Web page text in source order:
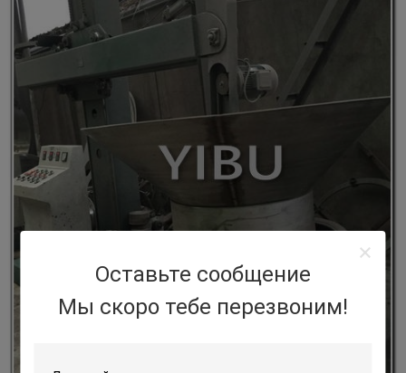
Оставьте сообщение
Мы скоро тебе перезвоним!